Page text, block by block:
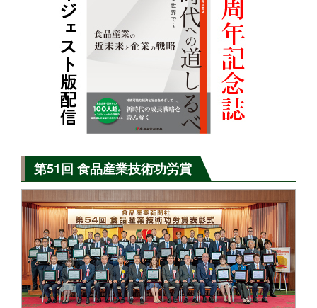
第51回 食品産業技術功労賞